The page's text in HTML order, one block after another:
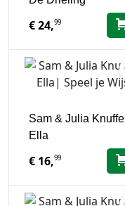
€24,99
Sam & Julia Knuffel
Ella
€ 16,99